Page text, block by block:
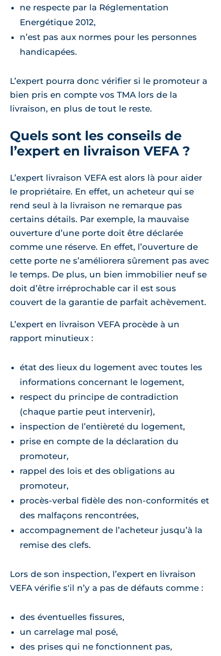
ne respecte par la Réglementation
Energétique 2012,
n’est pas aux normes pour les personnes
handicapées.
L’expert pourra donc vérifier si le promoteur a
bien pris en compte vos TMA lors de la
livraison, en plus de tout le reste.
Quels sont les conseils de
l’expert en livraison VEFA ?
L’expert livraison VEFA est alors là pour aider
le propriétaire. En effet, un acheteur qui se
rend seul à la livraison ne remarque pas
certains détails. Par exemple, la mauvaise
ouverture d’une porte doit être déclarée
comme une réserve. En effet, l’ouverture de
cette porte ne s’améliorera sûrement pas avec
le temps. De plus, un bien immobilier neuf se
doit d’être irréprochable car il est sous
couvert de la garantie de parfait achèvement.
L’expert en livraison VEFA procède à un
rapport minutieux :
état des lieux du logement avec toutes les
informations concernant le logement,
respect du principe de contradiction
(chaque partie peut intervenir),
inspection de l’entièreté du logement,
prise en compte de la déclaration du
promoteur,
rappel des lois et des obligations au
promoteur,
procès-verbal fidèle des non-conformités et
des malfaçons rencontrées,
accompagnement de l’acheteur jusqu’à la
remise des clefs.
Lors de son inspection, l’expert en livraison
VEFA vérifie s'il n’y a pas de défauts comme :
des éventuelles fissures,
un carrelage mal posé,
des prises qui ne fonctionnent pas,